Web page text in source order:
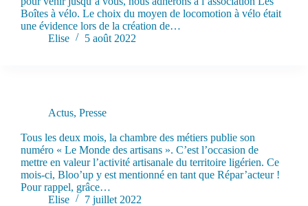
Boîtes à vélo. Le choix du moyen de locomotion à vélo était
une évidence lors de la création de…
Elise
5 août 2022
Actus, Presse
Tous les deux mois, la chambre des métiers publie son
numéro « Le Monde des artisans ». C’est l’occasion de
mettre en valeur l’activité artisanale du territoire ligérien. Ce
mois-ci, Bloo’up y est mentionné en tant que Répar’acteur !
Pour rappel, grâce…
Elise
7 juillet 2022